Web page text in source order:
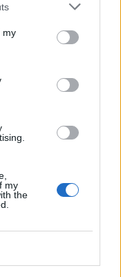
my
my
the
andare al braccio di
abbastanza
Asse Napoli-
terzo incomodo che è
perché si è
il Bologna vuole 40
e Ndoye. Se la
difficile per il
per il
se c’è la volontà